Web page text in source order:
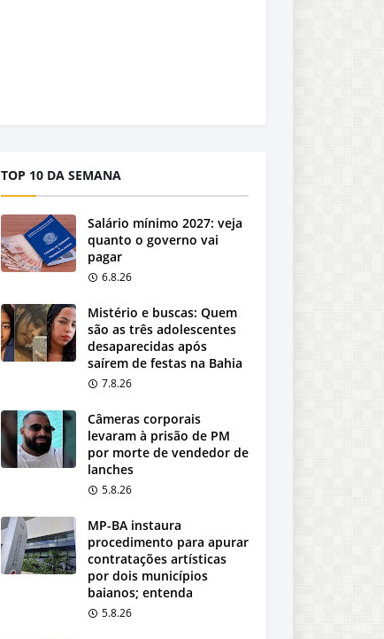
TOP 10 DA SEMANA
Salário mínimo 2027: veja
quanto o governo vai
pagar
6.8.26
Mistério e buscas: Quem
são as três adolescentes
desaparecidas após
saírem de festas na Bahia
7.8.26
Câmeras corporais
levaram à prisão de PM
por morte de vendedor de
lanches
5.8.26
MP-BA instaura
procedimento para apurar
contratações artísticas
por dois municípios
baianos; entenda
5.8.26